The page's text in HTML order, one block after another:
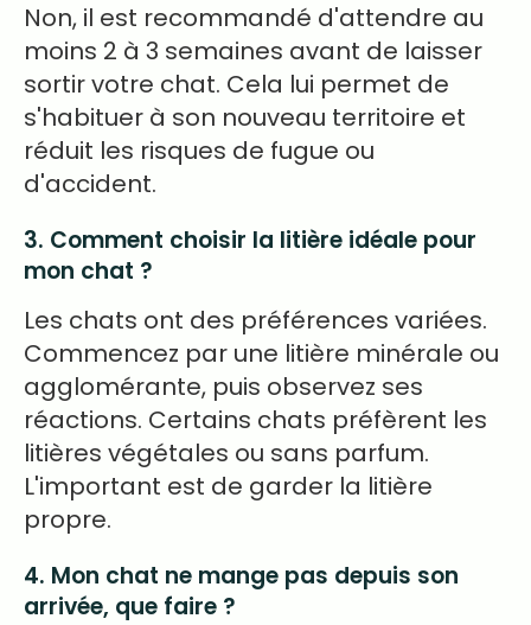
Non, il est recommandé d'attendre au
moins 2 à 3 semaines avant de laisser
sortir votre chat. Cela lui permet de
s'habituer à son nouveau territoire et
réduit les risques de fugue ou
d'accident.
3. Comment choisir la litière idéale pour
mon chat ?
Les chats ont des préférences variées.
Commencez par une litière minérale ou
agglomérante, puis observez ses
réactions. Certains chats préfèrent les
litières végétales ou sans parfum.
L'important est de garder la litière
propre.
4. Mon chat ne mange pas depuis son
arrivée, que faire ?